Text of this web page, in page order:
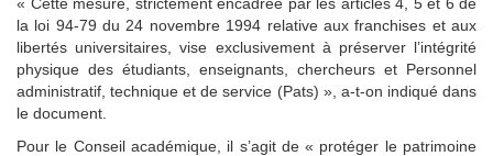
la loi 94-79 du 24 novembre 1994 relative aux franchises et aux
libertés universitaires, vise exclusivement à préserver l’intégrité
physique des étudiants, enseignants, chercheurs et Personnel
administratif, technique et de service (Pats) », a-t-on indiqué dans
le document.
Pour le Conseil académique, il s’agit de « protéger le patrimoine